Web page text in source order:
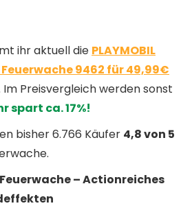
ihr aktuell die PLAYMOBIL
9462 für 49,99€
Im Preisvergleich werden sonst
spart ca. 17%!
bisher 6.766 Käufer 4,8 von 5
Feuerwache – Actionreiches